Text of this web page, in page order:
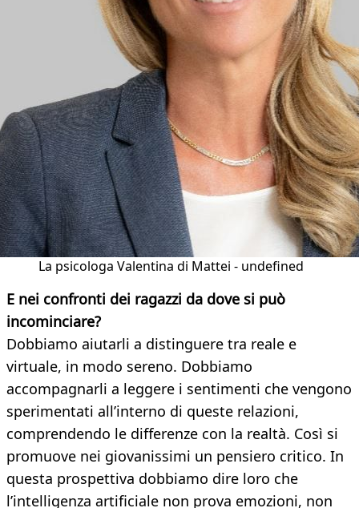
La psicologa Valentina di Mattei - undefined
E nei confronti dei ragazzi da dove si può
incominciare?
Dobbiamo aiutarli a distinguere tra reale e
virtuale, in modo sereno. Dobbiamo
accompagnarli a leggere i sentimenti che vengono
sperimentati all’interno di queste relazioni,
comprendendo le differenze con la realtà. Così si
promuove nei giovanissimi un pensiero critico. In
questa prospettiva dobbiamo dire loro che
l’intelligenza artificiale non prova emozioni, non